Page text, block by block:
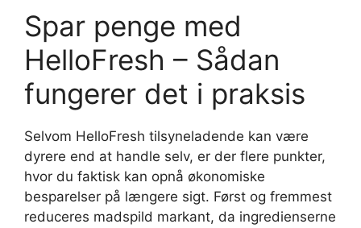
Spar penge med
HelloFresh – Sådan
fungerer det i praksis
Selvom HelloFresh tilsyneladende kan være
dyrere end at handle selv, er der flere punkter,
hvor du faktisk kan opnå økonomiske
besparelser på længere sigt. Først og fremmest
reduceres madspild markant, da ingredienserne